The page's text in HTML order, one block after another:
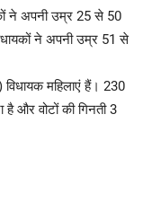
ने अपनी उम्र 25 से 50
ने अपनी उम्र 51 से
महिलाएं हैं। 230
है और वोटों की गिनती 3